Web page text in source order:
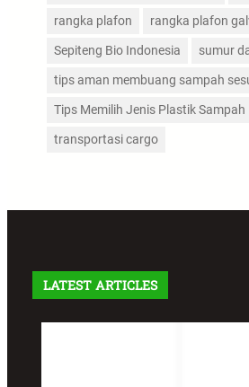
rangka plafon rangka plafon
Sepiteng Bio Indonesia sumur
tips aman membuang sampah
Tips Memilih Jenis Plastik Sampah
transportasi cargo
LATEST ARTICLES